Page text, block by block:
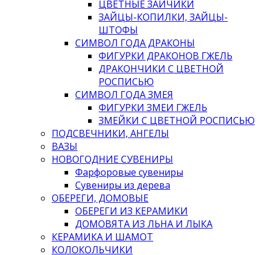
ЦВЕТНЫЕ ЗАЙЧИКИ
ЗАЙЦЫ-КОПИЛКИ, ЗАЙЦЫ-
ШТОФЫ
СИМВОЛ ГОДА ДРАКОНЫ
ФИГУРКИ ДРАКОНОВ ГЖЕЛЬ
ДРАКОНЧИКИ С ЦВЕТНОЙ
РОСПИСЬЮ
СИМВОЛ ГОДА ЗМЕЯ
ФИГУРКИ ЗМЕИ ГЖЕЛЬ
ЗМЕЙКИ С ЦВЕТНОЙ РОСПИСЬЮ
ПОДСВЕЧНИКИ, АНГЕЛЫ
ВАЗЫ
НОВОГОДНИЕ СУВЕНИРЫ
Фарфоровые сувениры
Сувениры из дерева
ОБЕРЕГИ, ДОМОВЫЕ
ОБЕРЕГИ ИЗ КЕРАМИКИ
ДОМОВЯТА ИЗ ЛЬНА И ЛЫКА
КЕРАМИКА И ШАМОТ
КОЛОКОЛЬЧИКИ